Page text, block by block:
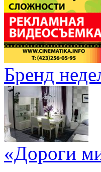
Бренд
«Дороги